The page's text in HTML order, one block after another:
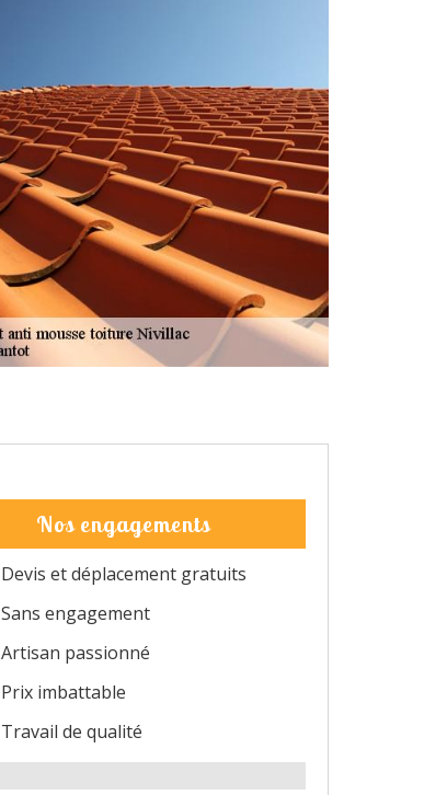
Nos engagements
Devis et déplacement gratuits
Sans engagement
Artisan passionné
Prix imbattable
Travail de qualité